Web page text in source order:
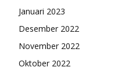
Januari 2023
Desember 2022
November 2022
Oktober 2022